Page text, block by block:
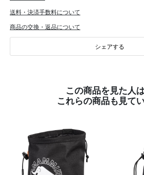
送料・決済手数料について
商品の交換・返品について
シェアする
この商品を見た人は
これらの商品も見て